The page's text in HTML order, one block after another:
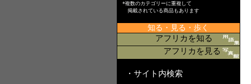
*複数のカテゴリーに重複して
掲載されている商品もあります
知る・見る・歩く
アフリカを知る
アフリカを見る
・サイト内検索